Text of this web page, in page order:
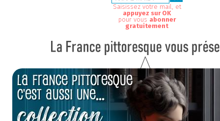
Saisissez votre mail, et
appuyez sur OK
pour vous abonner
gratuitement